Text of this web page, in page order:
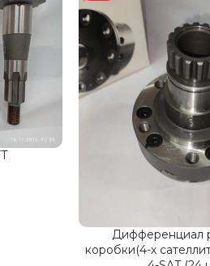
Дифференциал
коробки(4-х